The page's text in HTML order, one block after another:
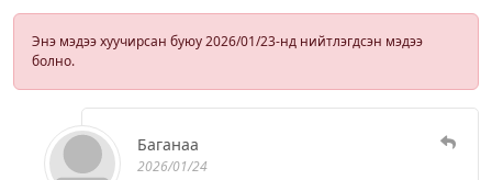
Энэ мэдээ хуучирсан буюу 2026/01/23-нд нийтлэгдсэн мэдээ
болно.
Баганаа
2026/01/24